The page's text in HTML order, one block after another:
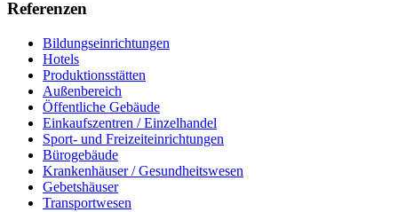
Referenzen
Bildungseinrichtungen
Hotels
Produktionsstätten
Außenbereich
Öffentliche Gebäude
Einkaufszentren / Einzelhandel
Sport- und Freizeiteinrichtungen
Bürogebäude
Krankenhäuser / Gesundheitswesen
Gebetshäuser
Transportwesen